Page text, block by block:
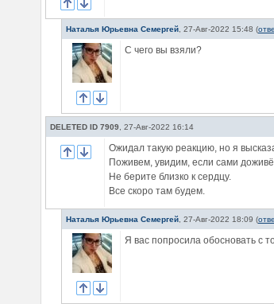
Наталья Юрьевна Семергей 27-Авг-2022 15:48 (
С чего вы взяли?
DELETED ID 7909 27-Авг-2022 16:14
Ожидал такую реакцию, но я
Поживем, увидим, если сами
Не берите близко к сердцу.
Все скоро там будем.
Наталья Юрьевна Семергей 27-Авг-2022 18:09 (
Я вас попросила обосновать с